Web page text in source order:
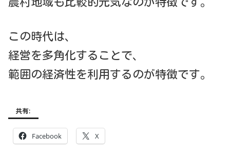
この時代は、
経営を多角化することで、
範囲の経済性を利用するのが特徴です。
共有:
Facebook X